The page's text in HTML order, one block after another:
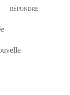
RÉPONDRE